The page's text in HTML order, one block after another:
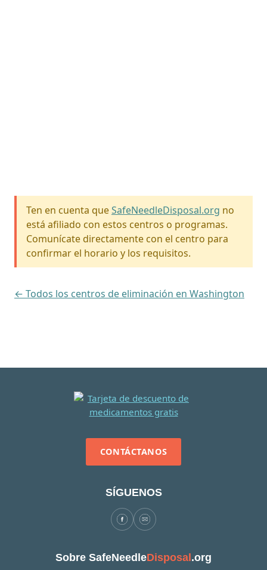
Ten en cuenta queSafeNeedleDisposal.org no
está afiliado con estos centros o programas.
Comunícate directamente con el centro para
confirmar el horario y los requisitos.
← Todos los centros de eliminación en Washington
CONTÁCTANOS
SÍGUENOS
Sobre SafeNeedleDisposal.org